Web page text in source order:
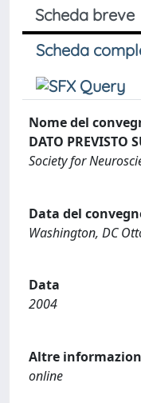
Scheda breve
Scheda
Nome del
DATO PREVISTO
Society for
Data del
Washington, DC
Data
2004
Altre
online